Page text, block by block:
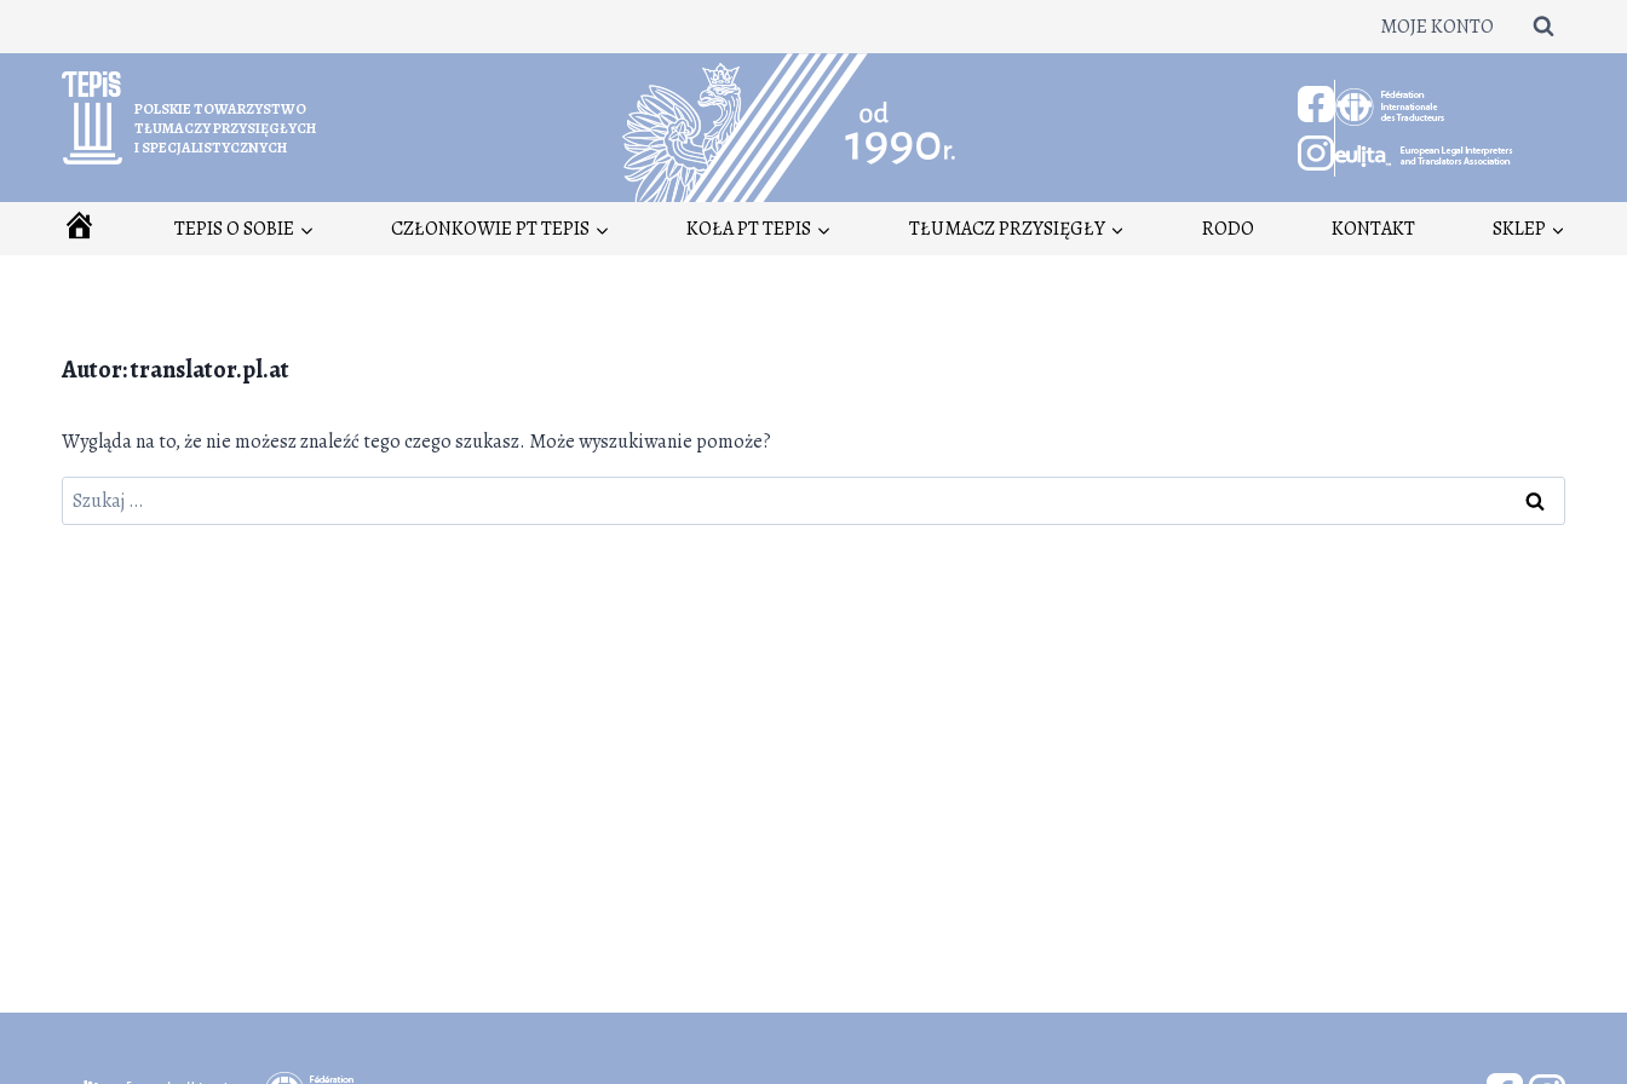
MOJE KONTO
POLSKIE TOWARZYSTWO
TŁUMACZY PRZYSIĘGŁYCH
I SPECJALISTYCZNYCH
TEPIS O SOBIE CZŁONKOWIE PT TEPIS KOŁA PT TEPIS TŁUMACZ PRZYSIĘGŁY RODO KONTAKT SKLEP
Autor: translator.pl.at
Wygląda na to, że nie możesz znaleźć tego czego szukasz. Może wyszukiwanie pomoże?
Szukaj: